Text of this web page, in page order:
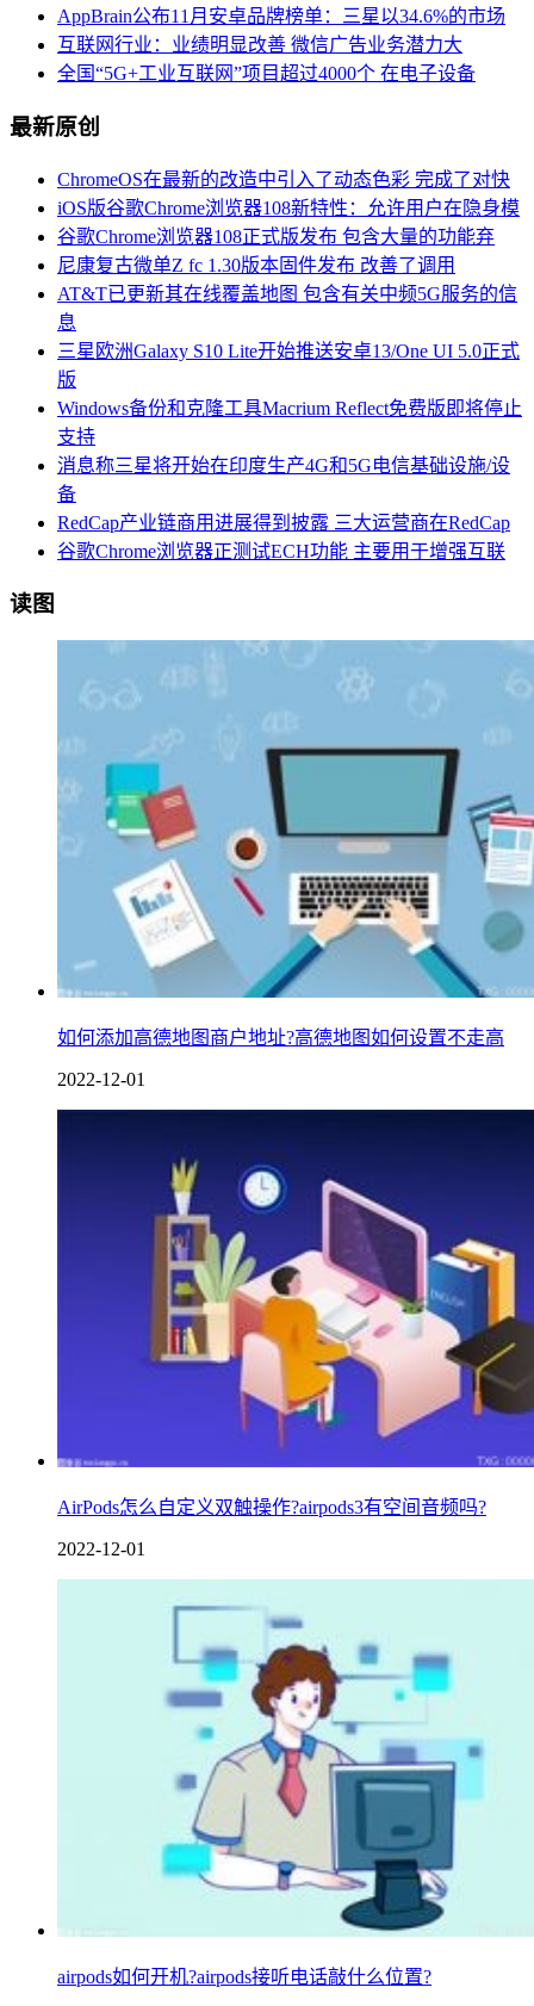
AppBrain公布11月安卓品牌榜单：三星以34.6%的市场
互联网行业：业绩明显改善 微信广告业务潜力大
全国“5G+工业互联网”项目超过4000个 在电子设备
最新原创
ChromeOS在最新的改造中引入了动态色彩 完成了对快
iOS版谷歌Chrome浏览器108新特性：允许用户在隐身模
谷歌Chrome浏览器108正式版发布 包含大量的功能弃
尼康复古微单Z fc 1.30版本固件发布 改善了调用
AT&T已更新其在线覆盖地图 包含有关中频5G服务的信
息
三星欧洲Galaxy S10 Lite开始推送安卓13/One UI 5.0正式
版
Windows备份和克隆工具Macrium Reflect免费版即将停止
支持
消息称三星将开始在印度生产4G和5G电信基础设施/设
备
RedCap产业链商用进展得到披露 三大运营商在RedCap
谷歌Chrome浏览器正测试ECH功能 主要用于增强互联
读图
如何添加高德地图商户地址?高德地图如何设置不走高
2022-12-01
AirPods怎么自定义双触操作?airpods3有空间音频吗?
2022-12-01
airpods如何开机?airpods接听电话敲什么位置?